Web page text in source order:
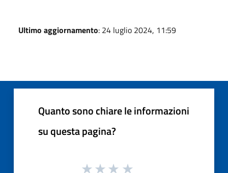
Ultimo aggiornamento: 24 luglio 2024, 11:59
Quanto sono chiare le informazioni
su questa pagina?